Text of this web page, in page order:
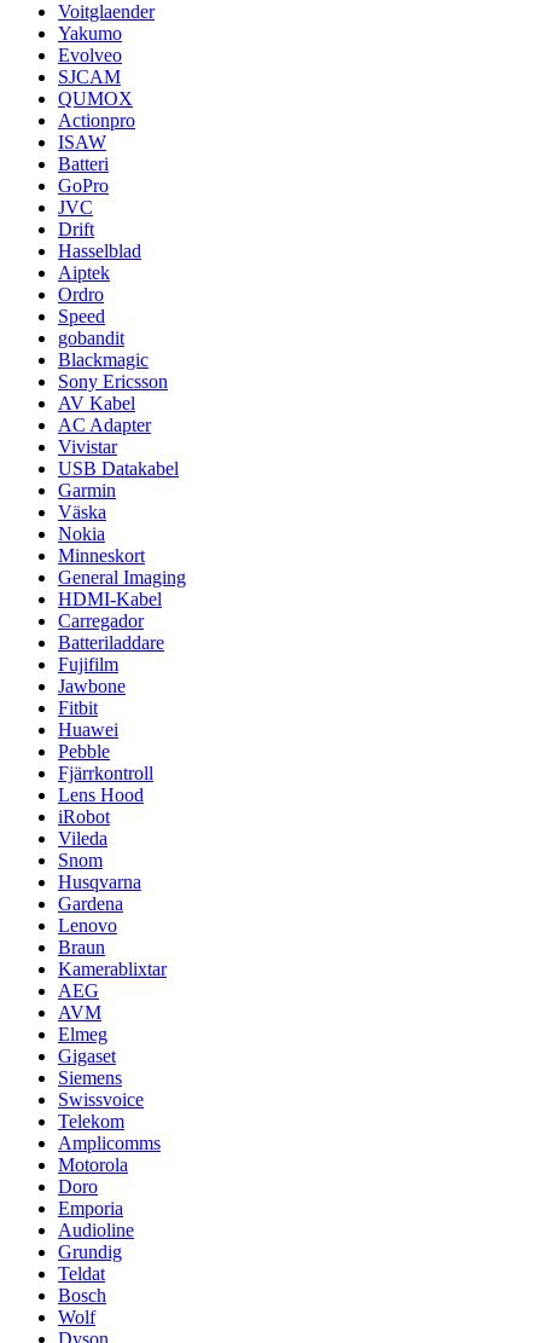
Voitglaender
Yakumo
Evolveo
SJCAM
QUMOX
Actionpro
ISAW
Batteri
GoPro
JVC
Drift
Hasselblad
Aiptek
Ordro
Speed
gobandit
Blackmagic
Sony Ericsson
AV Kabel
AC Adapter
Vivistar
USB Datakabel
Garmin
Väska
Nokia
Minneskort
General Imaging
HDMI-Kabel
Carregador
Batteriladdare
Fujifilm
Jawbone
Fitbit
Huawei
Pebble
Fjärrkontroll
Lens Hood
iRobot
Vileda
Snom
Husqvarna
Gardena
Lenovo
Braun
Kamerablixtar
AEG
AVM
Elmeg
Gigaset
Siemens
Swissvoice
Telekom
Amplicomms
Motorola
Doro
Emporia
Audioline
Grundig
Teldat
Bosch
Wolf
Dyson